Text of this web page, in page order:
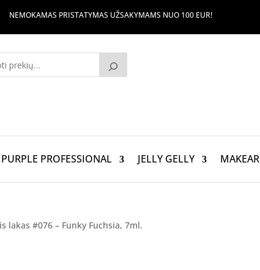
NEMOKAMAS PRISTATYMAS UŽSAKYMAMS NUO 100 EUR!
PURPLE PROFESSIONAL JELLY GELLY MAKEAR
lakas #076 – Funky Fuchsia, 7ml.